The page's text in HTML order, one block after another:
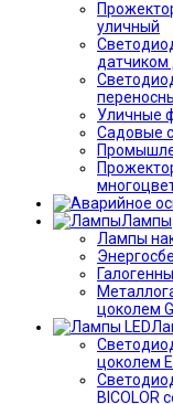
уличный
Уличные
Садовые
Лампы
Лампы
цоколем
цоколем
BICOLOR